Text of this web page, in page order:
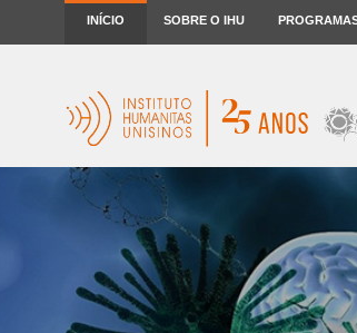
INÍCIO SOBRE O IHU